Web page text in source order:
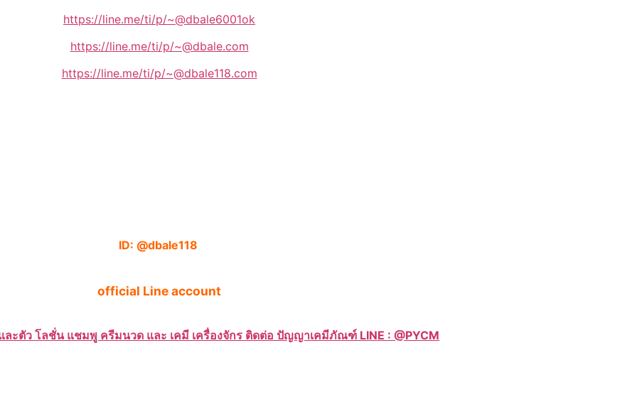
https://line.me/ti/p/~@dbale6001ok
https://line.me/ti/p/~@dbale.com
https://line.me/ti/p/~@dbale118.com
ID: @dbale118
official Line account
ะตัว โลชั่น แชมพู ครีมนวด และ เคมี เครื่องจักร ติดต่อ ปัญญาเคมีภัณฑ์ LINE : @PYCM